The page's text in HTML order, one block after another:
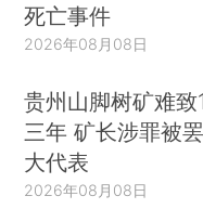
死亡事件
2026年08月08日
贵州山脚树矿难
三年 矿长涉罪被
大代表
2026年08月08日